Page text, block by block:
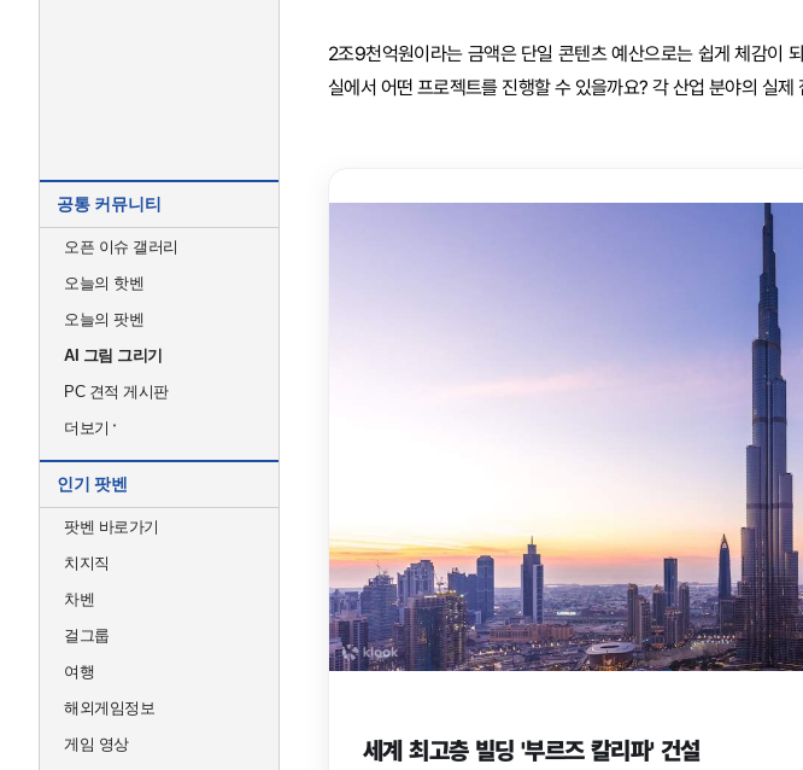
공통 커뮤니티
오픈 이슈 갤러리
오늘의 핫벤
오늘의 팟벤
AI 그림 그리기
PC 견적 게시판
더보기
인기 팟벤
팟벤 바로가기
치지직
차벤
걸그룹
여행
해외게임정보
게임 영상
2조9천억원이라는 금액은 단일 콘텐츠 예산으로는 쉽게 체감이
실에서 어떤 프로젝트를 진행할 수 있을까요? 각 산업 분야의 실
세계 최고층 빌딩 '부르즈 칼리파' 건설